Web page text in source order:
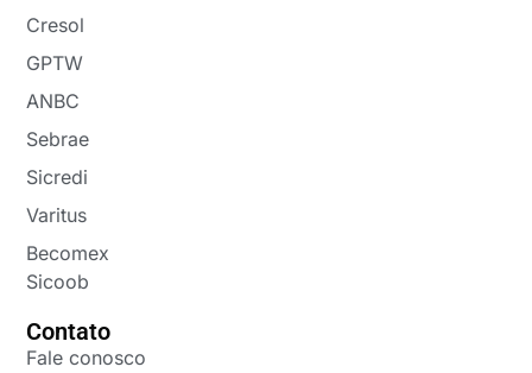
Cresol
GPTW
ANBC
Sebrae
Sicredi
Varitus
Becomex
Sicoob
Contato
Fale conosco